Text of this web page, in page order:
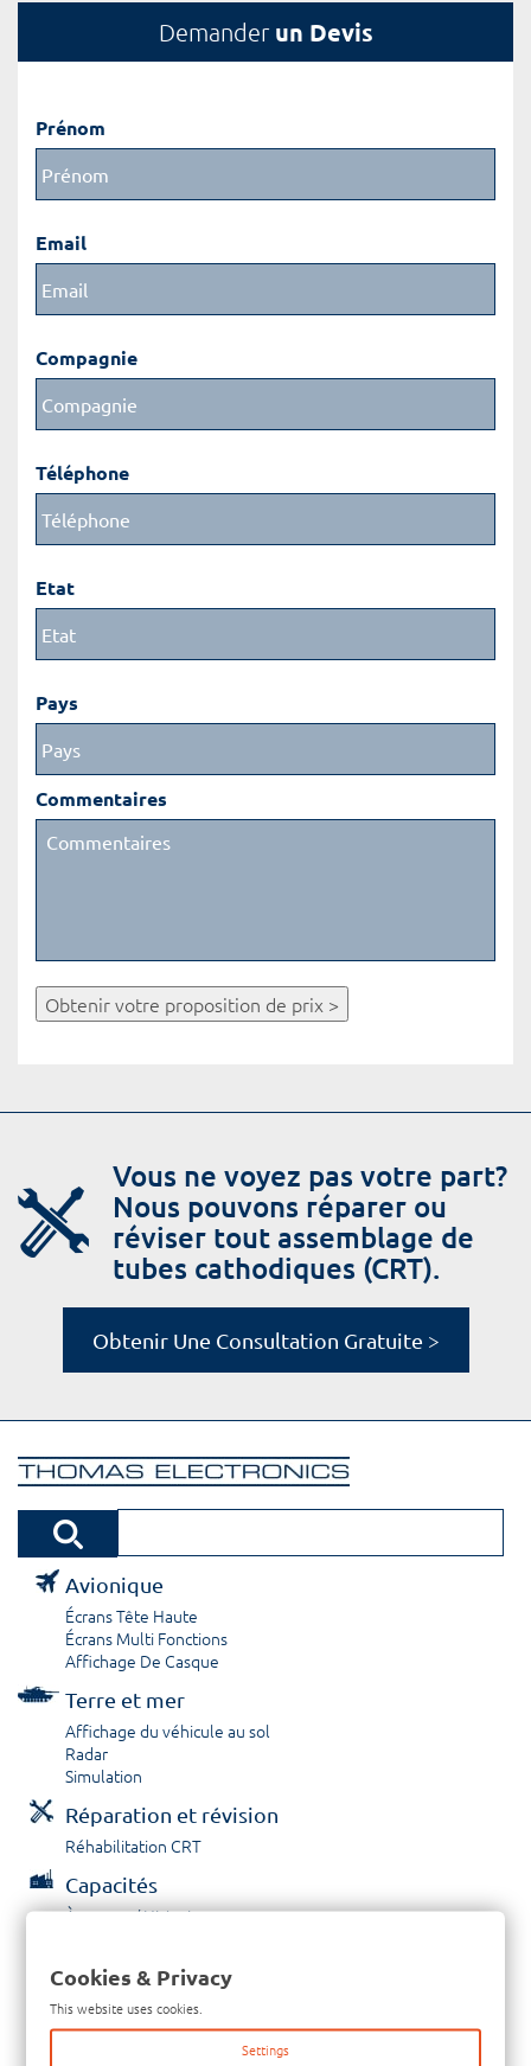
Demander un Devis
Prénom
Email
Compagnie
Téléphone
Etat
Pays
Commentaires
Obtenir votre proposition de prix >
Vous ne voyez pas votre part?
Nous pouvons réparer ou
réviser tout assemblage de
tubes cathodiques (CRT).
Obtenir Une Consultation Gratuite >
Avionique
Écrans Tête Haute
Écrans Multi Fonctions
Affichage De Casque
Terre et mer
Affichage du véhicule au sol
Radar
Simulation
Réparation et révision
Réhabilitation CRT
Capacités
À propos / Historique
Contactez nous
Tél: +33-380-600-290
Télécopieur: +33-380-600-294
Cookies & Privacy
This website uses cookies.
Settings